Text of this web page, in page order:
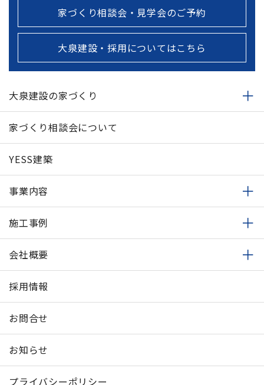
家づくり相談会・見学会のご予約
大泉建設・採用についてはこちら
大泉建設の家づくり
家づくり相談会について
YESS建築
事業内容
施工事例
会社概要
採用情報
お問合せ
お知らせ
プライバシーポリシー